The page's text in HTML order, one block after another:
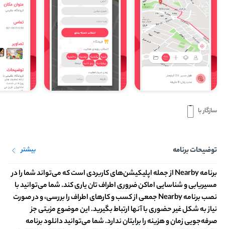
سازگار با
توضیحات برنامه بیشتر
برنامه Nearby از جمله اپلیکیشن‌های کاربردی است که می‌تواند شما را در
مسیریابی و شناسایی اماکن ضروری اطراف تان یاری کند. شما می‌توانید با
نصب برنامه Nearby جمعی از کسب و کارهای اطراف‌ را بررسی، و در صورت
نیاز به شکل غیر حضوری با آنها ارتباط بگیرید. این موضوع مزیتی جز
صرفه‌جویی زمان و هزینه را برایتان ندارد. شما می‌توانید دانلود برنامه